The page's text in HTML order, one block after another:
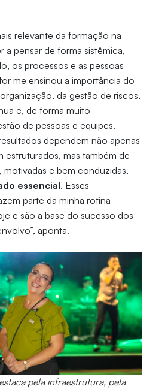
relevante da formação na
a pensar de forma sistêmica,
os processos e as pessoas
me ensinou a importância do
da gestão de riscos,
e, de forma muito
de pessoas e equipes.
dependem não apenas
estruturados, mas também de
motivadas e bem conduzidas,
essencial. Esses
parte da minha rotina
e são a base do sucesso dos
aponta.
pela infraestrutura, pela